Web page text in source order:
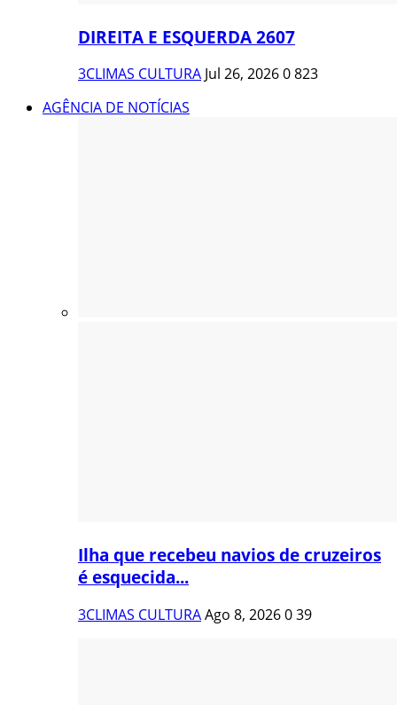
DIREITA E ESQUERDA 2607
3CLIMAS CULTURA Jul 26, 20260823
AGÊNCIA DE NOTÍCIAS
Ilha que recebeu navios de cruzeiros
é esquecida...
3CLIMAS CULTURAAgo 8, 2026039